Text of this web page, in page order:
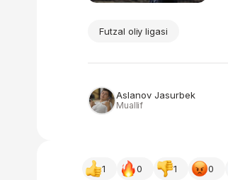
Futzal oliy ligasi
Aslanov Jasurbek
Muallif
1 0 1 0